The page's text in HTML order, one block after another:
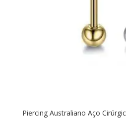
Piercing Australiano Aço